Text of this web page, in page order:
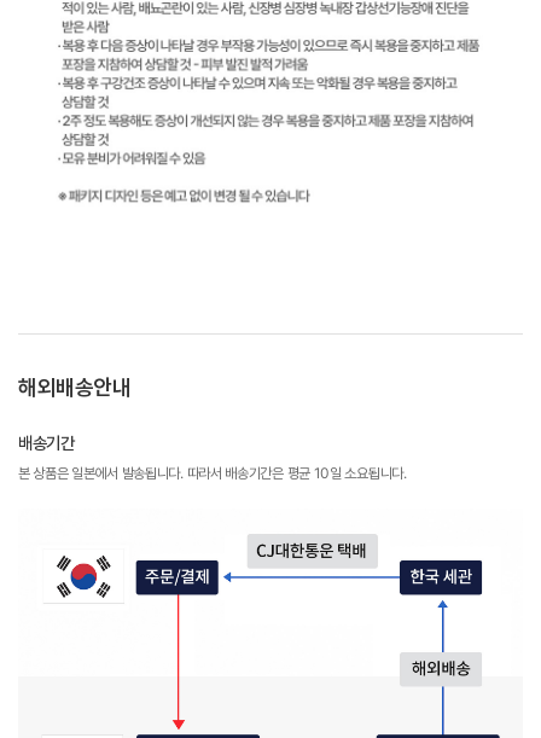
해외배송안내
배송기간
본 상품은 일본에서 발송됩니다. 따라서 배송기간은 평균 10일 소요됩니다.